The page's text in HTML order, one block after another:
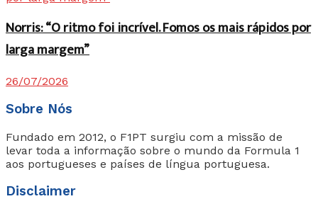
Norris: “O ritmo foi incrível. Fomos os mais rápidos por
larga margem”
26/07/2026
Sobre Nós
Fundado em 2012, o F1PT surgiu com a missão de
levar toda a informação sobre o mundo da Formula 1
aos portugueses e países de língua portuguesa.
Disclaimer